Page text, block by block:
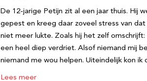
De 12-jarige Petijn zit al een jaar thuis. Hij
gepest en kreeg daar zoveel stress van dat
niet meer lukte. Zoals hij het zelf omschrijft:
een heel diep verdriet. Alsof niemand mij
niemand me wou helpen. Uiteindelijk kon
Lees meer